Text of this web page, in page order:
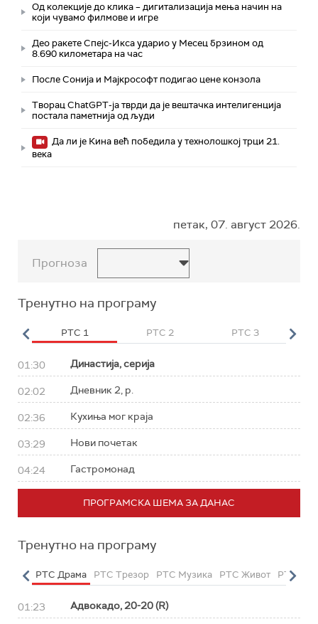
Од колекције до клика – дигитализација мења начин на
који чувамо филмове и игре
Део ракете Спејс-Икса ударио у Месец брзином од
8.690 километара на час
После Сонија и Мајкрософт подигао цене конзола
Творац ChatGPT-ја тврди да је вештачка интелигенција
постала паметнија од људи
Да ли је Кина већ победила у технолошкој трци 21.
века
петак, 07. август 2026.
Прогноза
Тренутно на програму
РТС 1 РТС 2 РТС 3
01:30 Династија, серија
02:02 Дневник 2, р.
02:36 Кухиња мог краја
03:29 Нови почетак
04:24 Гастромонад
ПРОГРАМСКА ШЕМА ЗА ДАНАС
Тренутно на програму
РТС Драма РТС Трезор РТС Музика РТС Живот РТС
01:23 Адвокадо, 20-20 (R)